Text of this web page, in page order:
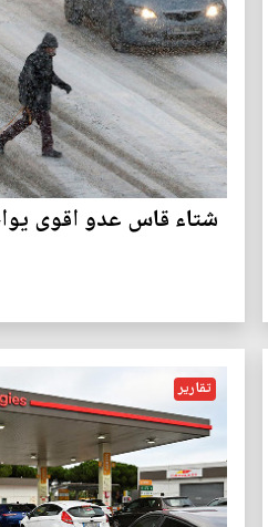
شتاء قاس عدو اقوى
تقارير